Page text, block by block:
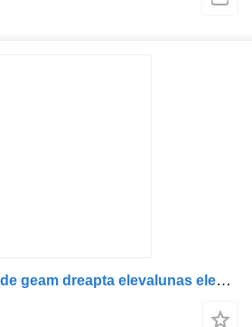
Mecanism regulator de geam dreapta elevalunas electrico para MAN 8162645-6034/81626456034/8162645-6052/81626456052/81626456028/8162645-6028/81626456026/8162645-6026 camión